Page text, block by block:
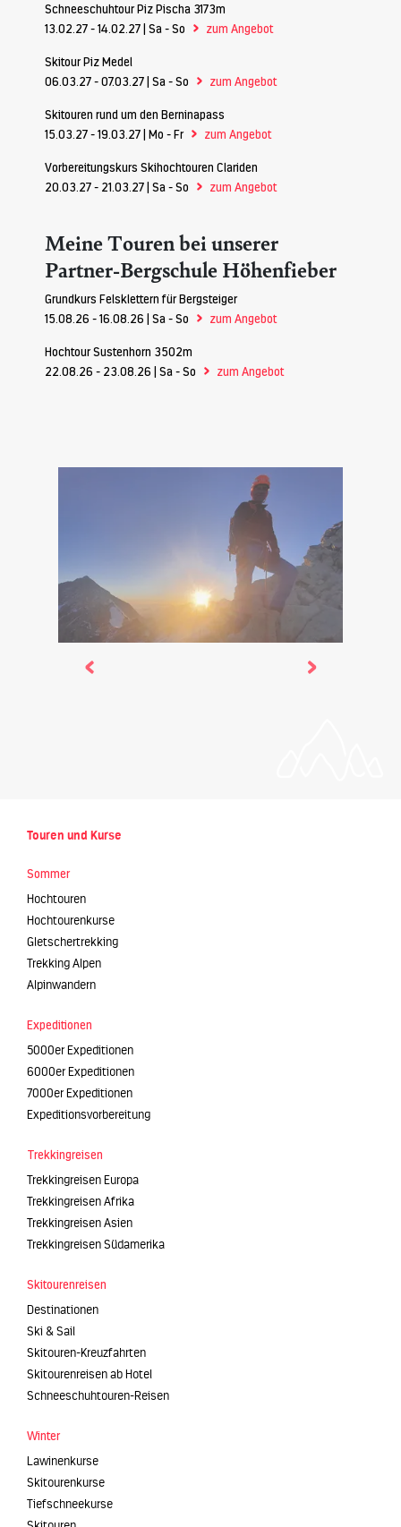
Schneeschuhtour Piz Pischa 3173m
13.02.27 - 14.02.27 | Sa - So
> zum Angebot
Skitour Piz Medel
06.03.27 - 07.03.27 | Sa - So
> zum Angebot
Skitouren rund um den Berninapass
15.03.27 - 19.03.27 | Mo - Fr > zum Angebot
Vorbereitungskurs Skihochtouren Clariden
20.03.27 - 21.03.27 | Sa - So
> zum Angebot
Meine Touren bei unserer
Partner-Bergschule Höhenfieber
Grundkurs Felsklettern für Bergsteiger
15.08.26 - 16.08.26 | Sa - So
> zum Angebot
Hochtour Sustenhorn 3502m
22.08.26 - 23.08.26 | Sa - So
> zum Angebot
Touren und Kurse
Sommer
Hochtouren
Hochtourenkurse
Gletschertrekking
Trekking Alpen
Alpinwandern
Expeditionen
5000er Expeditionen
6000er Expeditionen
7000er Expeditionen
Expeditionsvorbereitung
Trekkingreisen
Trekkingreisen Europa
Trekkingreisen Afrika
Trekkingreisen Asien
Trekkingreisen Südamerika
Skitourenreisen
Destinationen
Ski & Sail
Skitouren-Kreuzfahrten
Skitourenreisen ab Hotel
Schneeschuhtouren-Reisen
Winter
Lawinenkurse
Skitourenkurse
Tiefschneekurse